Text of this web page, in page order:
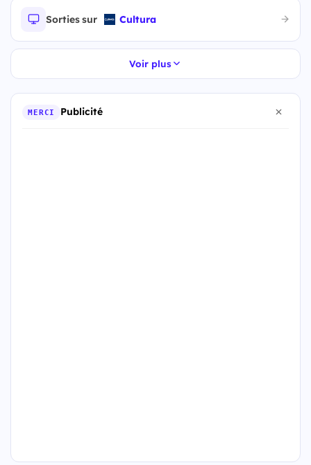
Sorties sur Cultura
Voir plus
MERCI Publicité